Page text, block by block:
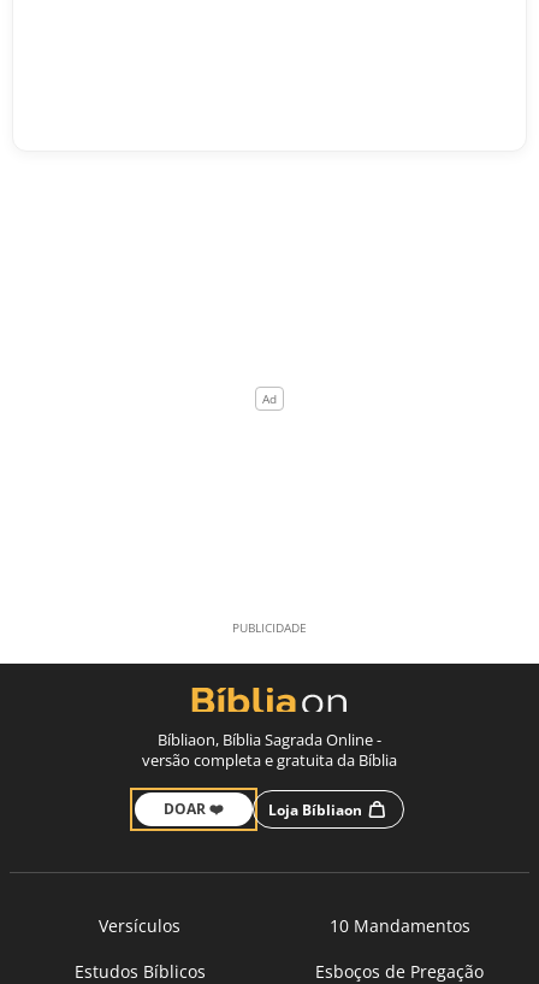
Bíbliaon, Bíblia Sagrada Online -
versão completa e gratuita da Bíblia
DOAR ❤️ Loja Bíbliaon
Versículos
10 Mandamentos
Estudos Bíblicos
Esboços de Pregação